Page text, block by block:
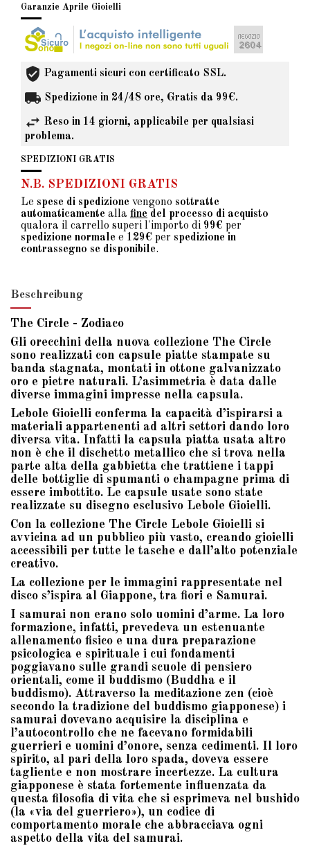
Garanzie Aprile Gioielli
Pagamenti sicuri con certificato SSL.
Spedizione in 24/48 ore, Gratis da 99€.
Reso in 14 giorni, applicabile per qualsiasi
problema.
SPEDIZIONI GRATIS
N.B. SPEDIZIONI GRATIS
Le spese di spedizione vengono sottratte
automaticamente alla fine del processo di acquisto
qualora il carrello superi l'importo di 99€ per
spedizione normale e 129€ per spedizione in
contrassegno se disponibile.
Beschreibung
The Circle - Zodiaco
Gli orecchini della nuova collezione The Circle
sono realizzati con capsule piatte stampate su
banda stagnata, montati in ottone galvanizzato
oro e pietre naturali. L’asimmetria è data dalle
diverse immagini impresse nella capsula.
Lebole Gioielli conferma la capacità d’ispirarsi a
materiali appartenenti ad altri settori dando loro
diversa vita. Infatti la capsula piatta usata altro
non è che il dischetto metallico che si trova nella
parte alta della gabbietta che trattiene i tappi
delle bottiglie di spumanti o champagne prima di
essere imbottito. Le capsule usate sono state
realizzate su disegno esclusivo Lebole Gioielli.
Con la collezione The Circle Lebole Gioielli si
avvicina ad un pubblico più vasto, creando gioielli
accessibili per tutte le tasche e dall’alto potenziale
creativo.
La collezione per le immagini rappresentate nel
disco s’ispira al Giappone, tra fiori e Samurai.
I samurai non erano solo uomini d’arme. La loro
formazione, infatti, prevedeva un estenuante
allenamento fisico e una dura preparazione
psicologica e spirituale i cui fondamenti
poggiavano sulle grandi scuole di pensiero
orientali, come il buddismo (Buddha e il
buddismo). Attraverso la meditazione zen (cioè
secondo la tradizione del buddismo giapponese) i
samurai dovevano acquisire la disciplina e
l’autocontrollo che ne facevano formidabili
guerrieri e uomini d’onore, senza cedimenti. Il loro
spirito, al pari della loro spada, doveva essere
tagliente e non mostrare incertezze. La cultura
giapponese è stata fortemente influenzata da
questa filosofia di vita che si esprimeva nel bushido
(la «via del guerriero»), un codice di
comportamento morale che abbracciava ogni
aspetto della vita del samurai.